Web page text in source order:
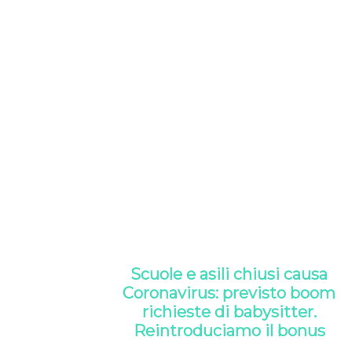
Scuole e asili chiusi causa
Coronavirus: previsto boom
richieste di babysitter.
Reintroduciamo il bonus